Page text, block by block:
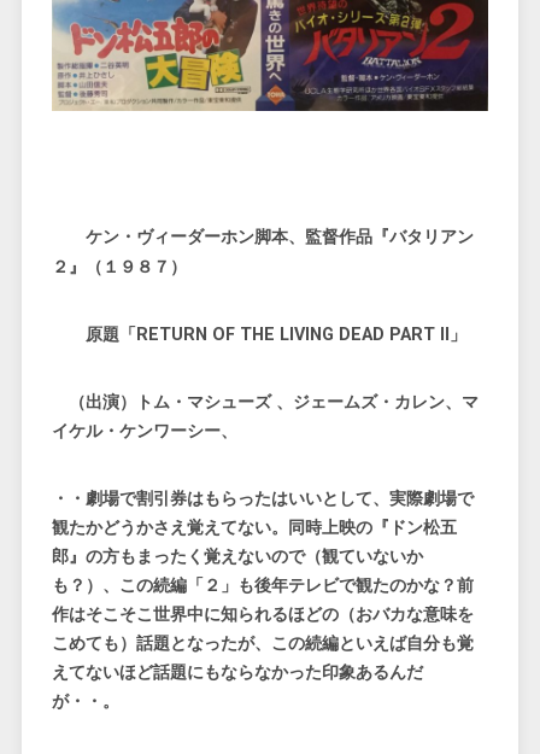
ケン・ヴィーダーホン脚本、監督作品『バタリアン
２』（１９８７）
原題「RETURN OF THE LIVING DEAD PART II」
（出演）トム・マシューズ 、ジェームズ・カレン、マ
イケル・ケンワーシー、
・・劇場で割引券はもらったはいいとして、実際劇場で
観たかどうかさえ覚えてない。同時上映の『ドン松五
郎』の方もまったく覚えないので（観ていないか
も？）、この続編「２」も後年テレビで観たのかな？前
作はそこそこ世界中に知られるほどの（おバカな意味を
こめても）話題となったが、この続編といえば自分も覚
えてないほど話題にもならなかった印象あるんだ
が・・。